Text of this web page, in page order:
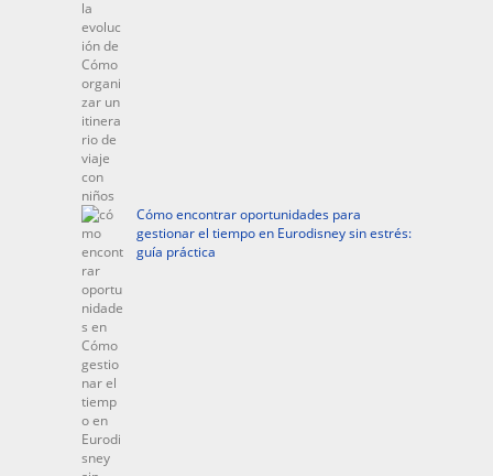
Cómo encontrar oportunidades para
gestionar el tiempo en Eurodisney sin estrés:
guía práctica